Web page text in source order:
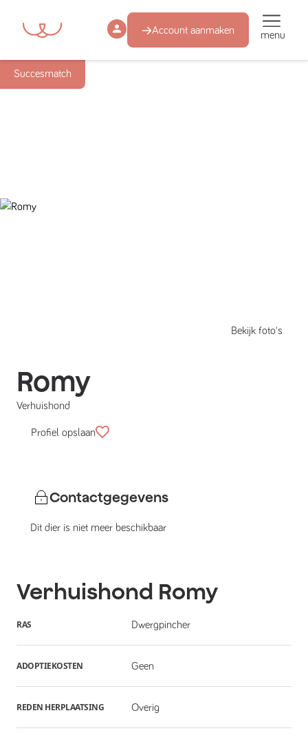
Account aanmaken menu
Succesmatch
Bekijk foto's
Romy
Verhuishond
Profiel opslaan
Contactgegevens
Dit dier is niet meer beschikbaar
Verhuishond Romy
RAS Dwergpincher
ADOPTIEKOSTEN Geen
REDEN HERPLAATSING Overig